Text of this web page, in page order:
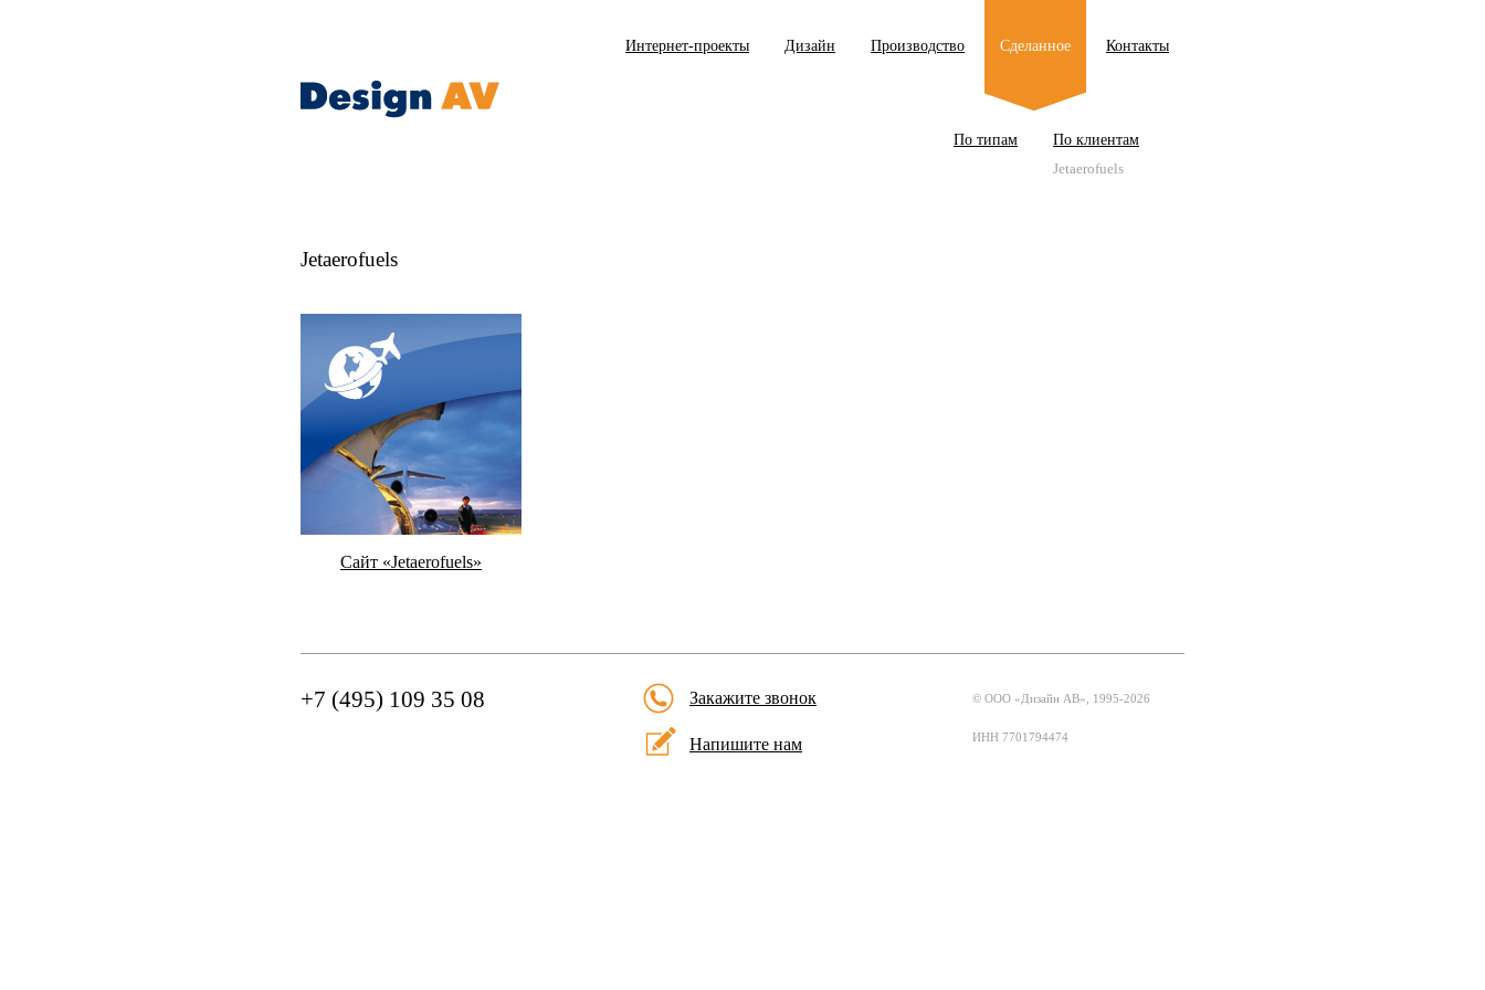
Интернет-проекты Дизайн Производство Сделанное
По типам По клиентам
Jetaerofuels
Контакты
Jetaerofuels
Сайт «Jetaerofuels»
+7 (495) 109 35 08 Закажите звонок
Напишите нам
© ООО «Дизайн АВ», 1995-2026
ИНН 7701794474